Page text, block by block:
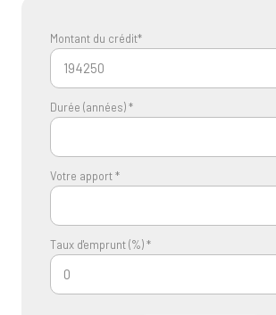
Montant du crédit*
Durée (années) *
Votre apport *
Taux d'emprunt (%) *